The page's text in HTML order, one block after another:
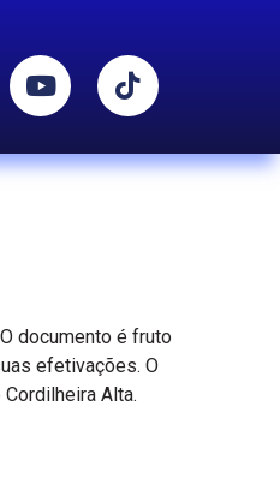
documento é fruto
efetivações. O
Alta.